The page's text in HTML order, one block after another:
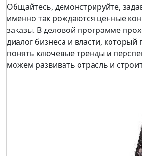
Общайтесь, демонстрируйте,
именно так рождаются ценные
заказы. В деловой программе
диалог бизнеса и власти, который
понять ключевые тренды и
можем развивать отрасль и